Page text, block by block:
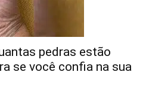
pedras estão
se você confia na sua